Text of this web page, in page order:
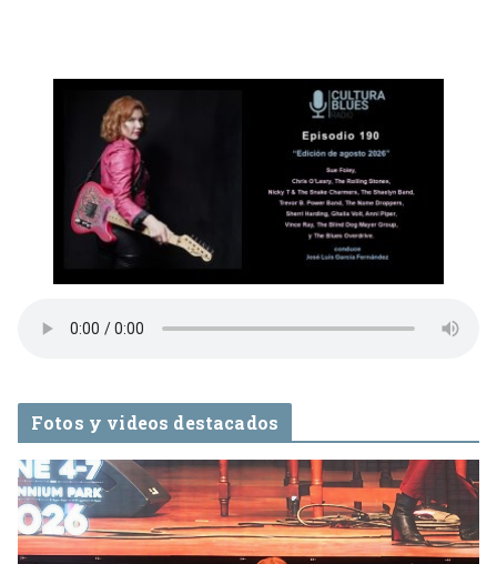
Fotos y videos destacados